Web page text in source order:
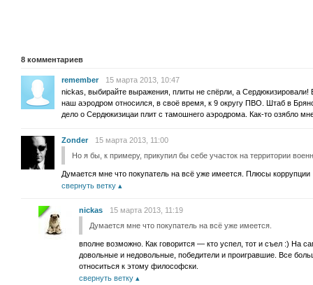
8 комментариев
remember
15 марта 2013, 10:47
nickas, выбирайте выражения, плиты не спёрли, а Сердюкизировали!
наш аэродром относился, в своё время, к 9 округу ПВО. Штаб в
дело о Сердюкизицаи плит с тамошнего аэродрома. Как-то озябло
Zonder
15 марта 2013, 11:00
Но я бы, к примеру, прикупил бы себе участок на территории
Думается мне что покупатель на всё уже имеется. Плюсы
свернуть ветку
nickas
15 марта 2013, 11:19
Думается мне что покупатель на всё уже имеется.
вполне возможно. Как говорится — кто успел, тот и съел :) На
довольные и недовольные, победители и проигравшие. Все
относиться к этому философски.
свернуть ветку